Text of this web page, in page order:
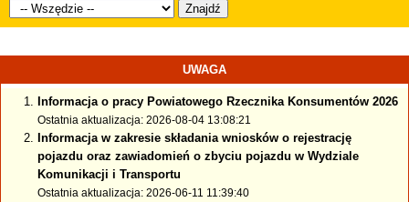
Znajdź
UWAGA
Informacja o pracy Powiatowego Rzecznika Konsumentów 2026
Ostatnia aktualizacja: 2026-08-04 13:08:21
Informacja w zakresie składania wniosków o rejestrację
pojazdu oraz zawiadomień o zbyciu pojazdu w Wydziale
Komunikacji i Transportu
Ostatnia aktualizacja: 2026-06-11 11:39:40